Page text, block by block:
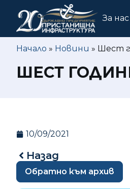
За нас
Начало » Новини » Шест
ШЕСТ
10/09/2021
Назад
Обратно към архив